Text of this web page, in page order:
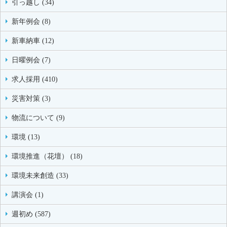
引っ越し (34)
新年例会 (8)
新車納車 (12)
日曜例会 (7)
求人採用 (410)
災害対策 (3)
物流について (9)
環境 (13)
環境推進（花壇） (18)
環境未来創造 (33)
講演会 (1)
週初め (587)